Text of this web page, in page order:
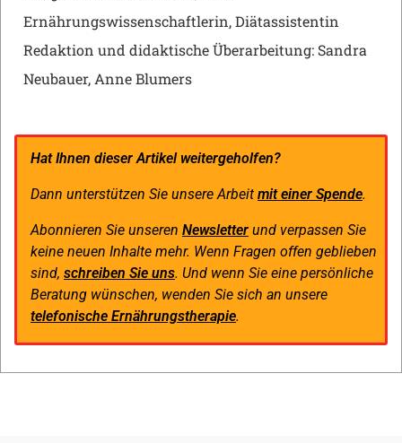
Ernährungswissenschaftlerin, Diätassistentin
Redaktion und didaktische Überarbeitung: Sandra
Neubauer, Anne Blumers
Hat Ihnen dieser Artikel weitergeholfen?
Dann unterstützen Sie unsere Arbeit mit einer Spende.
Abonnieren Sie unseren Newsletter und verpassen Sie
keine neuen Inhalte mehr. Wenn Fragen offen geblieben
sind, schreiben Sie uns. Und wenn Sie eine persönliche
Beratung wünschen, wenden Sie sich an unsere
telefonische Ernährungstherapie.